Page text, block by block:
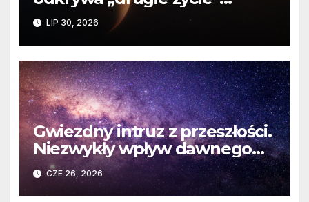
planety krążącej wokół
martwej gwiazdy
LIP 30, 2026
Gwiezdny intruz z przeszłości.
Niezwykły wpływ dawnego
spotkania na komety Układu
Słonecznego
CZE 26, 2026